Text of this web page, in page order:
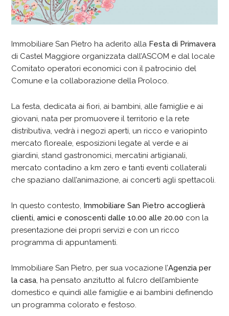
Immobiliare San Pietro ha aderito alla Festa di Primavera
di Castel Maggiore organizzata dall’ASCOM e dal locale
Comitato operatori economici con il patrocinio del
Comune e la collaborazione della Proloco.
La festa, dedicata ai fiori, ai bambini, alle famiglie e ai
giovani, nata per promuovere il territorio e la rete
distributiva, vedrà i negozi aperti, un ricco e variopinto
mercato floreale, esposizioni legate al verde e ai
giardini, stand gastronomici, mercatini artigianali,
mercato contadino a km zero e tanti eventi collaterali
che spaziano dall’animazione, ai concerti agli spettacoli.
In questo contesto, Immobiliare San Pietro accoglierà
clienti, amici e conoscenti dalle 10.00 alle 20.00 con la
presentazione dei propri servizi e con un ricco
programma di appuntamenti.
Immobiliare San Pietro, per sua vocazione l’Agenzia per
la casa, ha pensato anzitutto al fulcro dell’ambiente
domestico e quindi alle famiglie e ai bambini definendo
un programma colorato e festoso.